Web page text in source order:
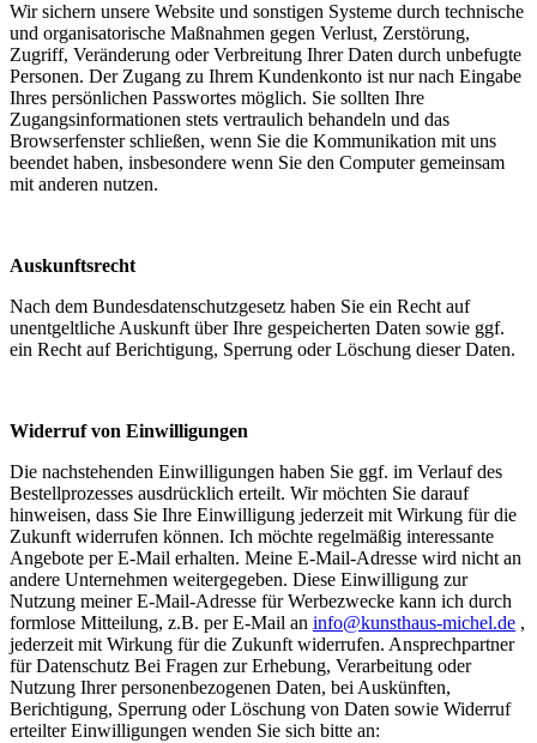
Wir sichern unsere Website und sonstigen Systeme durch technische
und organisatorische Maßnahmen gegen Verlust, Zerstörung,
Zugriff, Veränderung oder Verbreitung Ihrer Daten durch unbefugte
Personen. Der Zugang zu Ihrem Kundenkonto ist nur nach Eingabe
Ihres persönlichen Passwortes möglich. Sie sollten Ihre
Zugangsinformationen stets vertraulich behandeln und das
Browserfenster schließen, wenn Sie die Kommunikation mit uns
beendet haben, insbesondere wenn Sie den Computer gemeinsam
mit anderen nutzen.
Auskunftsrecht
Nach dem Bundesdatenschutzgesetz haben Sie ein Recht auf
unentgeltliche Auskunft über Ihre gespeicherten Daten sowie ggf.
ein Recht auf Berichtigung, Sperrung oder Löschung dieser Daten.
Widerruf von Einwilligungen
Die nachstehenden Einwilligungen haben Sie ggf. im Verlauf des
Bestellprozesses ausdrücklich erteilt. Wir möchten Sie darauf
hinweisen, dass Sie Ihre Einwilligung jederzeit mit Wirkung für die
Zukunft widerrufen können. Ich möchte regelmäßig interessante
Angebote per E-Mail erhalten. Meine E-Mail-Adresse wird nicht an
andere Unternehmen weitergegeben. Diese Einwilligung zur
Nutzung meiner E-Mail-Adresse für Werbezwecke kann ich durch
formlose Mitteilung, z.B. per E-Mail an info@kunsthaus-michel.de ,
jederzeit mit Wirkung für die Zukunft widerrufen. Ansprechpartner
für Datenschutz Bei Fragen zur Erhebung, Verarbeitung oder
Nutzung Ihrer personenbezogenen Daten, bei Auskünften,
Berichtigung, Sperrung oder Löschung von Daten sowie Widerruf
erteilter Einwilligungen wenden Sie sich bitte an: